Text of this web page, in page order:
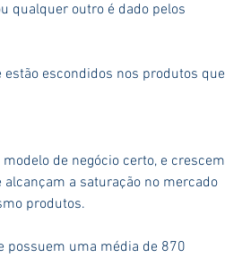
qualquer outro é dado pelos
escondidos nos produtos que
de negócio certo, e crescem
a saturação no mercado
produtos.
possuem uma média de 870